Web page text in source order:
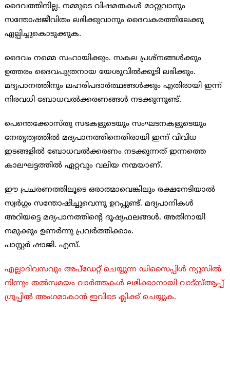
ദൈവത്തിനില്ല. നമ്മുടെ വിഷമതകള്‍ മാറ്റുവാനും
സന്തോഷജീവിതം ലഭിക്കുവാനും ദൈവകരത്തിലേക്കു
ഏല്പിച്ചുകൊടുക്കുക.
ദൈവം നമ്മെ സഹായിക്കും. സകല പ്രശ്നങ്ങള്‍ക്കും
ഉത്തരം ദൈവപുത്രനായ യേശുവില്‍ക്കൂടി ലഭിക്കും.
മദ്യപാനത്തിനും ലഹരിപദാര്‍ത്ഥങ്ങള്‍ക്കും എതിരായി ഇന്ന്
നിരവധി ബോധവല്‍ക്കരണങ്ങള്‍ നടക്കുന്നുണ്ട്.
പെന്തെക്കോസ്തു സഭകളുടെയും സംഘടനകളുടെയും
നേതൃത്വത്തില്‍ മദ്യപാനത്തിനെതിരായി ഇന്ന് വിവിധ
ഇടങ്ങളില്‍ ബോധവല്‍ക്കരണം നടക്കുന്നത് ഇന്നത്തെ
കാലഘട്ടത്തില്‍ ഏറ്റവും വലിയ നന്മയാണ്.
ഈ പ്രചരണത്തിലൂടെ ഒരാത്മാവെങ്കിലും രക്ഷനേടിയാല്‍
സ്വര്‍ഗ്ഗം സന്തോഷിച്ചുവെന്നു ഉറപ്പുണ്ട്. മദ്യപാനികള്‍
അറിയട്ടെ മദ്യപാനത്തിന്റെ ദൂഷ്യഫലങ്ങള്‍. അതിനായി
നമുക്കും ഉണര്‍ന്നു പ്രവര്‍ത്തിക്കാം.
പാസ്റ്റര്‍ ഷാജി. എസ്.
എല്ലാദിവസവും അപ്ഡേറ്റ് ചെയ്യുന്ന ഡിസൈപ്പിൾ ന്യൂസിൽ
നിന്നും തൽസമയം വാർത്തകൾ ലഭിക്കാനായി വാട്സ്ആപ്പ്
ഗ്രൂപ്പിൽ അംഗമാകാൻ ഇവിടെ ക്ലിക്ക് ചെയ്യുക.